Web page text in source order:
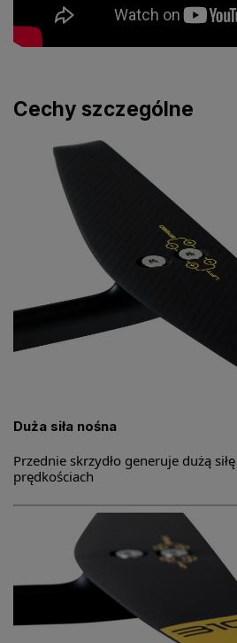
Cechy szczególne
Duża siła nośna
Przednie skrzydło generuje dużą
prędkościach